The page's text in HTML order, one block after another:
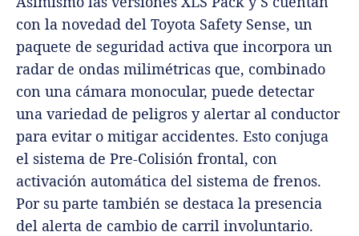
con la novedad del Toyota Safety Sense, un
paquete de seguridad activa que incorpora un
radar de ondas milimétricas que, combinado
con una cámara monocular, puede detectar
una variedad de peligros y alertar al conductor
para evitar o mitigar accidentes. Esto conjuga
el sistema de Pre-Colisión frontal, con
activación automática del sistema de frenos.
Por su parte también se destaca la presencia
del alerta de cambio de carril involuntario.